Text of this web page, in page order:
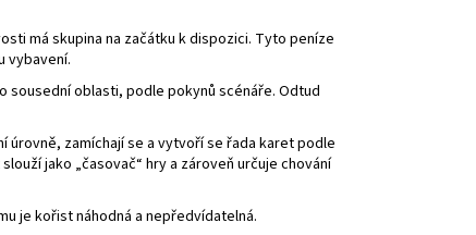
má skupina na začátku k dispozici. Tyto peníze
vybavení.
sousední oblasti, podle pokynů scénáře. Odtud
úrovně, zamíchají se a vytvoří se řada karet podle
jako „časovač“ hry a zároveň určuje chování
je kořist náhodná a nepředvídatelná.